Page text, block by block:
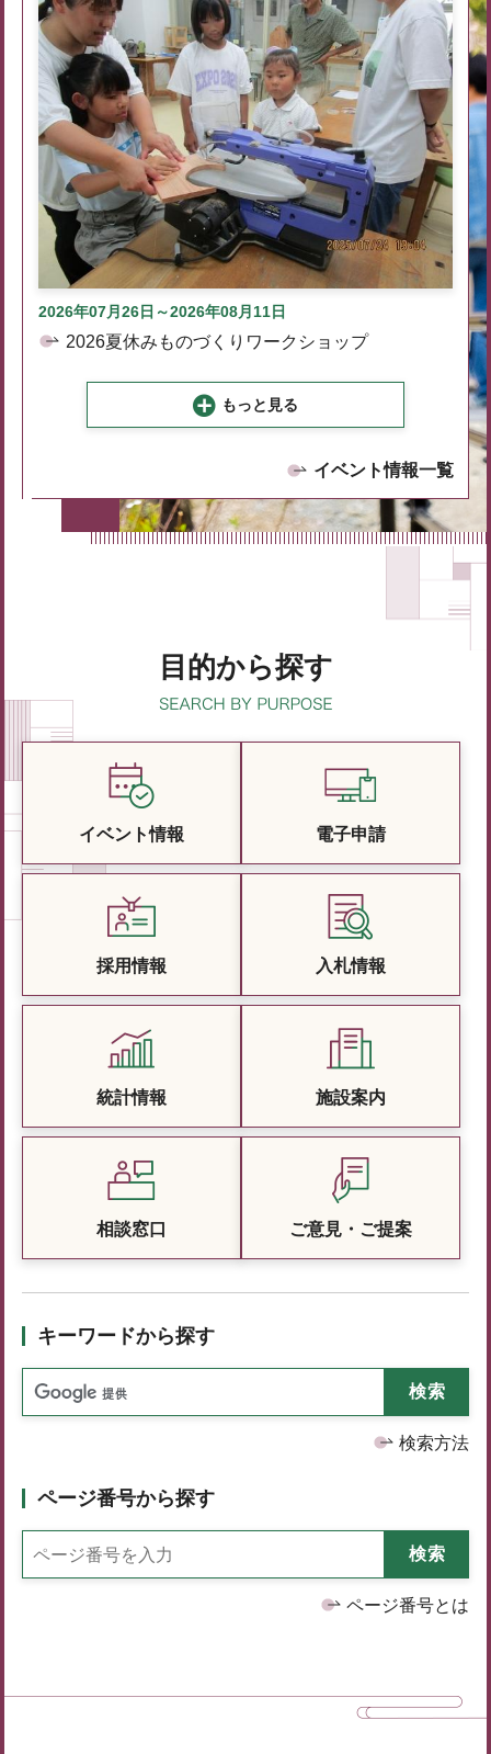
2026年07月26日～2026年08月11日
2026夏休みものづくりワークショップ
もっと見る
イベント情報一覧
目的から探す
イベント情報 電子申請
採用情報 入札情報
統計情報 施設案内
相談窓口 ご意見・ご提案
キーワードから探す
検索方法
ページ番号から探す
ページ番号とは